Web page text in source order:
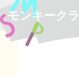
モンキーク